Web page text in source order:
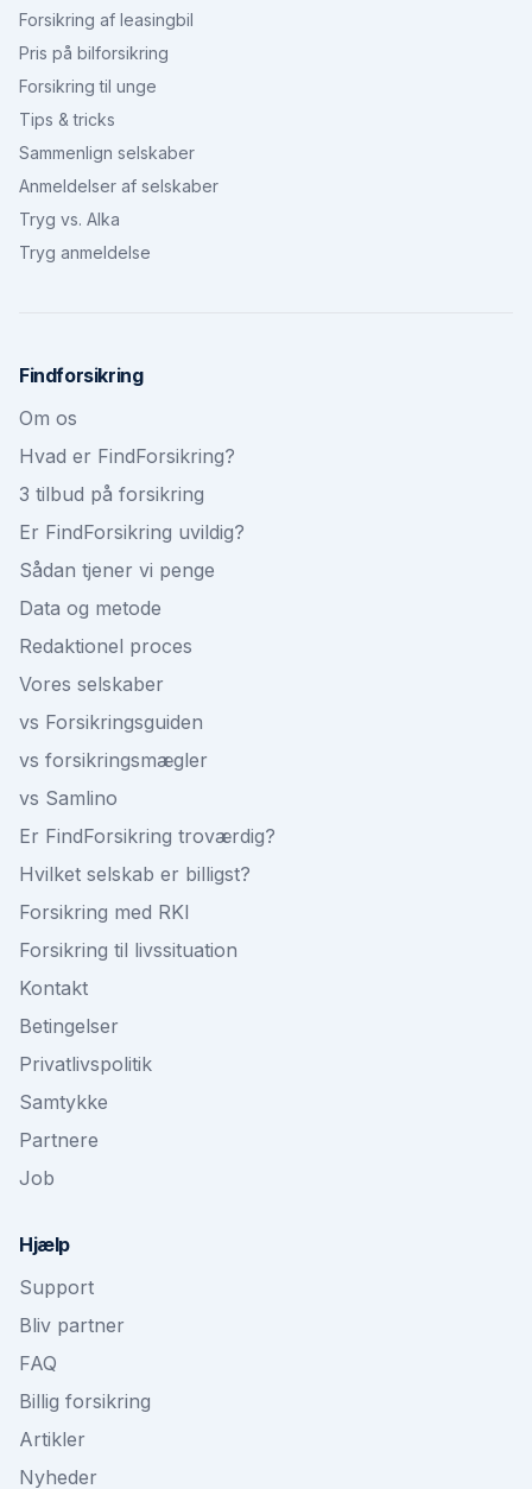
Forsikring af leasingbil
Pris på bilforsikring
Forsikring til unge
Tips & tricks
Sammenlign selskaber
Anmeldelser af selskaber
Tryg vs. Alka
Tryg anmeldelse
Findforsikring
Om os
Hvad er FindForsikring?
3 tilbud på forsikring
Er FindForsikring uvildig?
Sådan tjener vi penge
Data og metode
Redaktionel proces
Vores selskaber
vs Forsikringsguiden
vs forsikringsmægler
vs Samlino
Er FindForsikring troværdig?
Hvilket selskab er billigst?
Forsikring med RKI
Forsikring til livssituation
Kontakt
Betingelser
Privatlivspolitik
Samtykke
Partnere
Job
Hjælp
Support
Bliv partner
FAQ
Billig forsikring
Artikler
Nyheder